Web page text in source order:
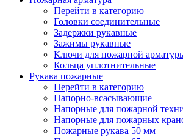
Перейти в категорию
Головки соединительные
Задержки рукавные
Зажимы рукавные
Ключи для пожарной
Кольца уплотнительные
Рукава пожарные
Перейти в категорию
Напорно-всасывающие
Напорные для пожарной
Напорные для пожарных
Пожарные рукава 50 мм